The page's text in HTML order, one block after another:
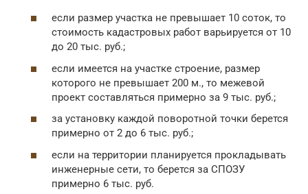
если размер участка не превышает 10 соток, то
стоимость кадастровых работ варьируется от 10
до 20 тыс. руб.;
если имеется на участке строение, размер
которого не превышает 200 м., то межевой
проект составляться примерно за 9 тыс. руб.;
за установку каждой поворотной точки берется
примерно от 2 до 6 тыс. руб.;
если на территории планируется прокладывать
инженерные сети, то берется за СПОЗУ
примерно 6 тыс. руб.